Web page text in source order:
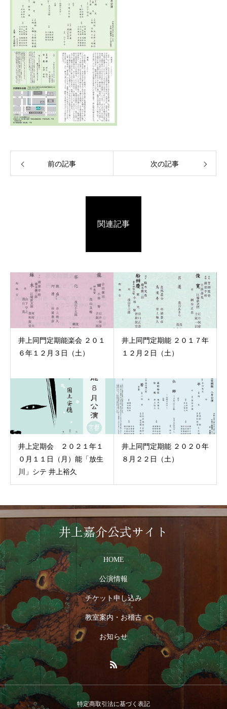
前の記事 次の記事
関連記事
井上同門定期能楽会 ２０１
６年１２月３日（土）
井上同門定期能 ２０１７年
１２月２日（土）
井上定期会 ２０２１年１
０月１１日（月）能「放生
川」シテ 井上裕久
井上同門定期能 ２０２０年
８月２２日（土）
井上嘉介公式サイト
HOME
公演情報
チケット申し込み
教室案内・お稽古
お知らせ
特定商取引法に基づく表記